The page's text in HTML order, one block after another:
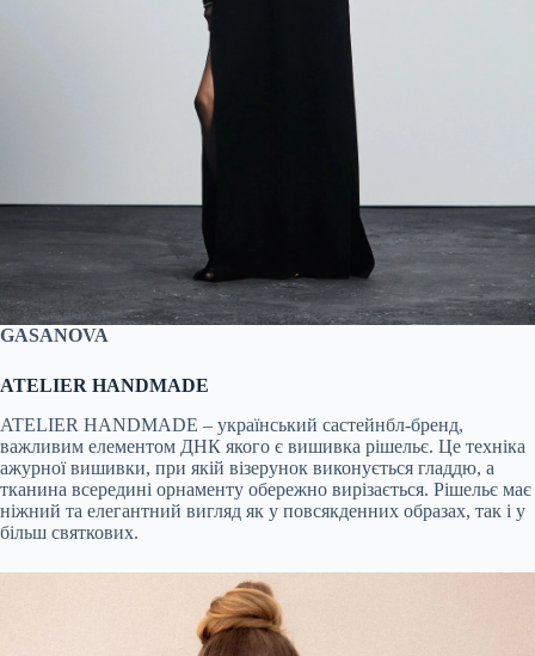
GASANOVA
ATELIER HANDMADE
ATELIER HANDMADE – український састейнбл-бренд,
важливим елементом ДНК якого є вишивка рішельє. Це техніка
ажурної вишивки, при якій візерунок виконується гладдю, а
тканина всередині орнаменту обережно вирізається. Рішельє має
ніжний та елегантний вигляд як у повсякденних образах, так і у
більш святкових.